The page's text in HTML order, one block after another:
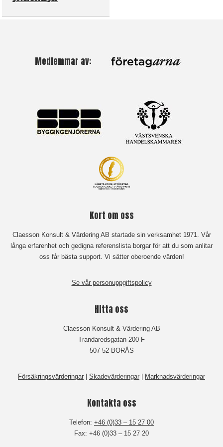
Medlemmar av:
Kort om oss
Claesson Konsult & Värdering AB startade sin verksamhet 1971. Vår
långa erfarenhet och gedigna referenslista borgar för att du som anlitar
oss får bästa support. Vi sätter oberoende värden!
Se vår personuppgiftspolicy
Hitta oss
Claesson Konsult & Värdering AB
Trandaredsgatan 200 F
507 52 BORÅS
Försäkringsvärderingar | Skadevärderingar | Marknadsvärderingar
Kontakta oss
Telefon: +46 (0)33 – 15 27 00
Fax: +46 (0)33 – 15 27 20